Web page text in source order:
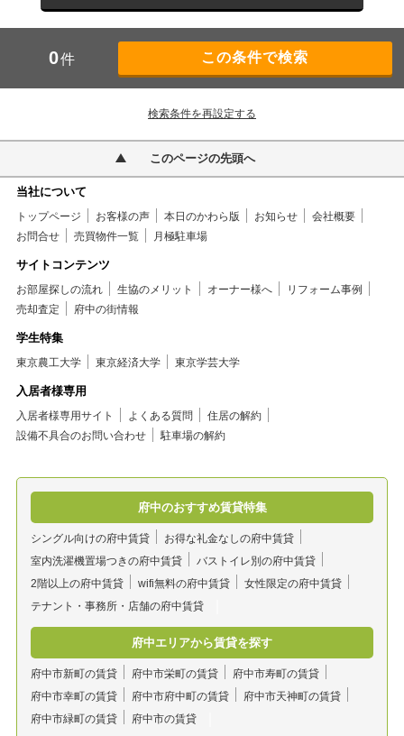
0件
検索条件を再設定する
このページの先頭へ
当社について
トップページ お客様の声 本日のかわら版 お知らせ
会社概要
お問合せ
売買物件一覧 月極駐車場
サイトコンテンツ
お部屋探しの流れ 生協のメリット オーナー様へ
リフォーム事例
売却査定
府中の街情報
学生特集
東京農工大学 東京経済大学 東京学芸大学
入居者様専用
入居者様専用サイト よくある質問
住居の解約
設備不具合のお問い合わせ
駐車場の解約
府中のおすすめ賃貸特集
シングル向けの府中賃貸
お得な礼金なしの府中賃貸
室内洗濯機置場つきの府中賃貸
バストイレ別の府中賃貸
2階以上の府中賃貸
wifi無料の府中賃貸
女性限定の府中賃貸
テナント・事務所・店舗の府中賃貸
府中エリアから賃貸を探す
府中市新町の賃貸 府中市栄町の賃貸
府中市寿町の賃貸
府中市幸町の賃貸
府中市府中町の賃貸
府中市天神町の賃貸
府中市緑町の賃貸
府中市の賃貸